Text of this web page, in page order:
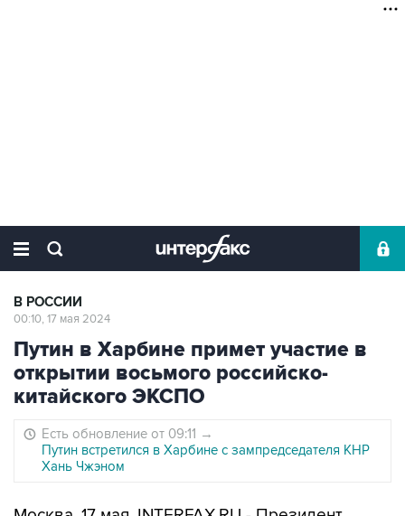
В РОССИИ
00:10, 17 мая 2024
Путин в Харбине примет участие в
открытии восьмого российско-
китайского ЭКСПО
Есть обновление от 09:11 →
Путин встретился в Харбине с зампредседателя КНР
Хань Чжэном